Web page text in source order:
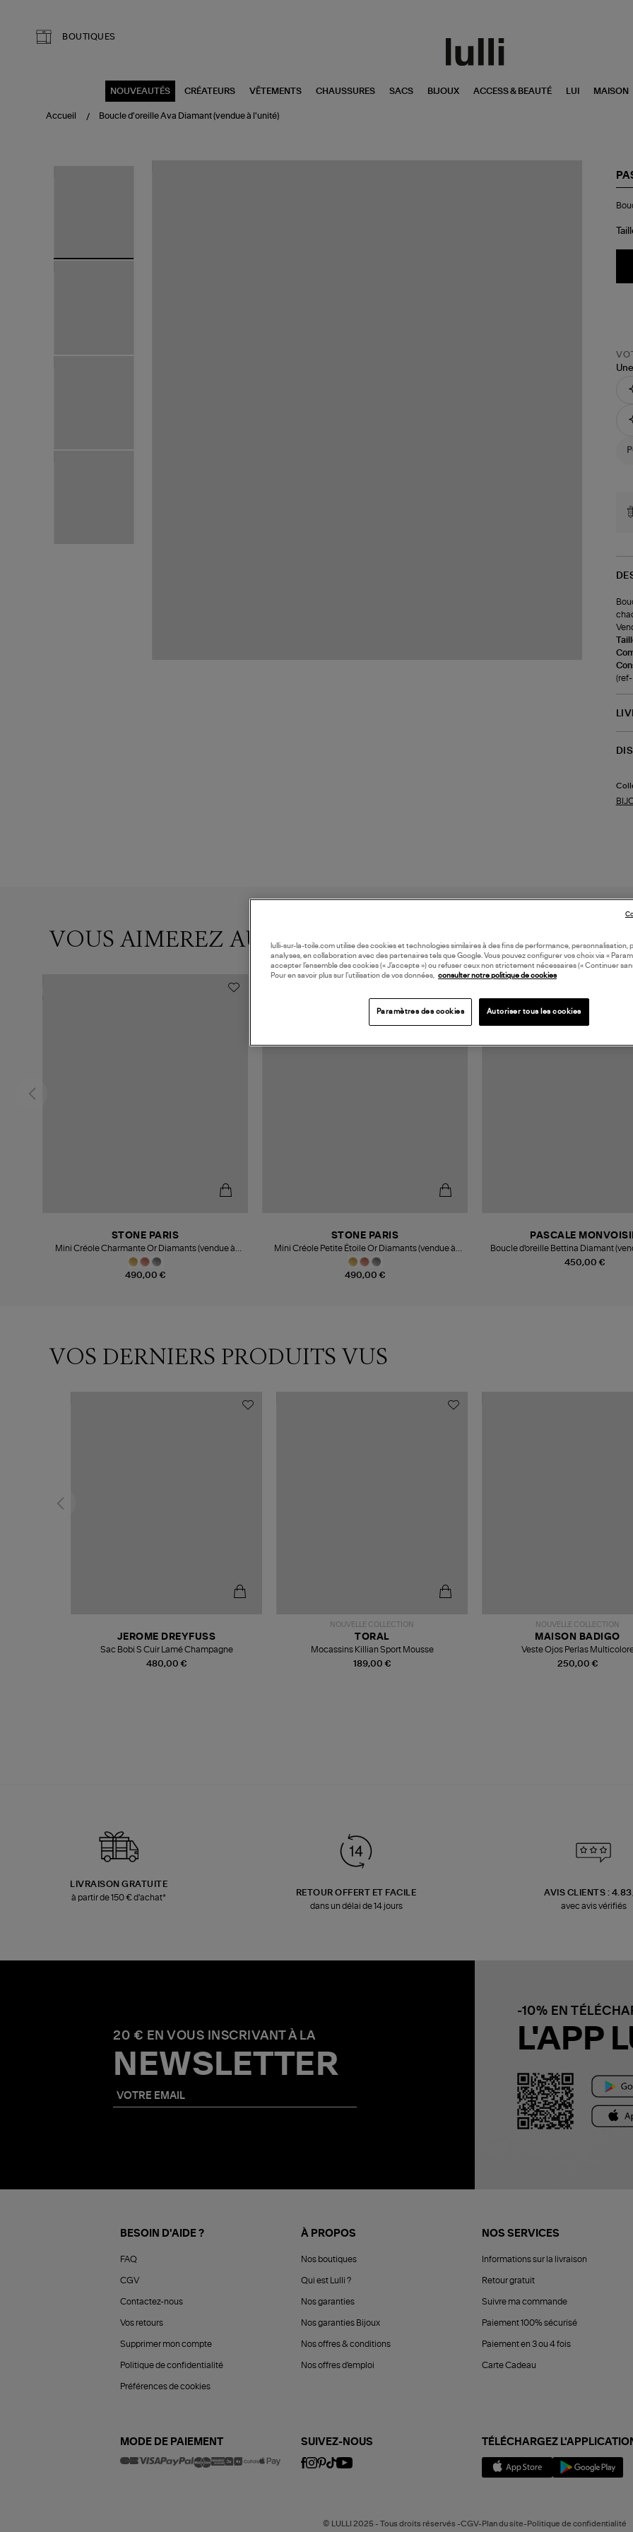
BOUTIQUES
NOUVEAUTÉS CRÉATEURS VÊTEMENTS CHAUSSURES SACS BIJOUX ACCESS & BEAUTÉ LUI MAISON
Accueil Boucle d'oreille Ava Diamant (vendue à l'unité)
(ref-
VOUS AIMEREZ AUSSI
490,00 €
STONE PARIS
Mini Créole Charmante Or Diamants (vendue à
l'unité)
490,00 €
STONE PARIS
Mini Créole Petite Étoile Or Diamants (vendue à
l'unité)
450,00 €
PASCALE
Boucle d'oreille Bettina Diamant
VOS DERNIERS PRODUITS VUS
480,00 €
JEROME DREYFUSS
Sac Bobi S Cuir Lamé Champagne
NOUVELLE COLLECTION
189,00 €
TORAL
Mocassins Killian Sport Mousse
NOUVELLE COLLECTION
250,00 €
MAISON BADIGO
Veste Ojos Perlas
LIVRAISON GRATUITE
à partir de 150 € d'achat*
RETOUR OFFERT ET FACILE
dans un délai de 14 jours
AVIS CLIENTS :
avec avis vérifiés
20 € EN VOUS INSCRIVANT À LA
NEWSLETTER
-10% EN
L'APP
BESOIN D'AIDE ?
FAQ
CGV
Contactez-nous
Vos retours
Supprimer mon compte
Politique de confidentialité
Préférences de cookies
À PROPOS
Nos boutiques
Qui est Lulli ?
Nos garanties
Nos garanties Bijoux
Nos offres & conditions
Nos offres d'emploi
NOS SERVICES
Informations sur la livraison
Retour gratuit
Suivre ma commande
Paiement 100% sécurisé
Paiement en 3 ou 4 fois
Carte Cadeau
MODE DE PAIEMENT SUIVEZ-NOUS TÉLÉCHARGEZ
© LULLI 2025 - Tous droits réservés -CGV-Plan du site-Politique de confidentialité
lulli-sur-la-toile.com utilise des cookies et technologies similaires à des fins de performance, personnalisation,
analyses, en collaboration avec des partenaires tels que Google. Vous pouvez configurer vos choix via «
accepter l’ensemble des cookies (« J’accepte ») ou refuser ceux non strictement nécessaires (« Continuer
Pour en savoir plus sur l’utilisation de vos données, consulter notre politique de cookies
Paramètres des cookies Autoriser tous les cookies